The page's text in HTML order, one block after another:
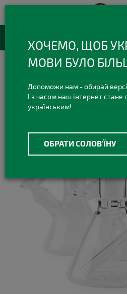
ХОЧЕМО, ЩОБ
МОВИ БУЛО
Допоможи нам - обирай
І з часом наш інтернет стане
українським!
ОБРАТИ СОЛОВ'ЇНУ